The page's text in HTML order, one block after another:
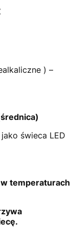
) –
świeca LED
temperaturach